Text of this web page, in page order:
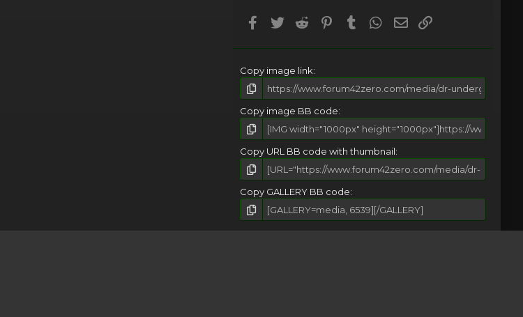
Facebook
TwitterReddit PinterestTumblrWhatsApp
Email
Copy image link
Copy image BB code
Copy URL BB code with thumbnail
Copy GALLERY BB code